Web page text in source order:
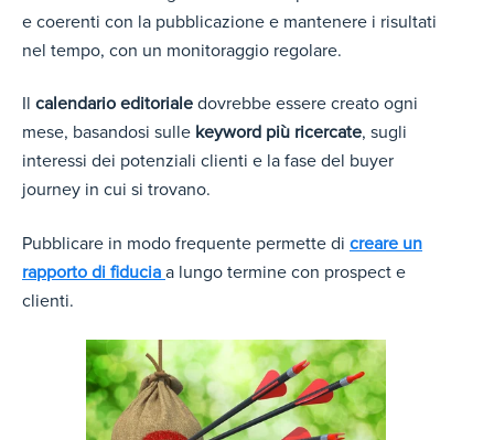
e coerenti con la pubblicazione e mantenere i risultati
nel tempo, con un monitoraggio regolare.
Il calendario editoriale dovrebbe essere creato ogni
mese, basandosi sulle keyword più ricercate, sugli
interessi dei potenziali clienti e la fase del buyer
journey in cui si trovano.
Pubblicare in modo frequente permette di creare un
rapporto di fiducia a lungo termine con prospect e
clienti.